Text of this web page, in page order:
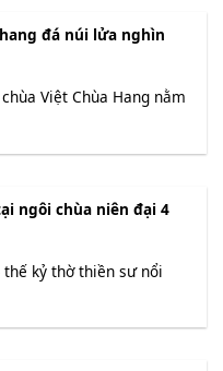
đá núi lửa nghìn
Việt Chùa Hang nằm
ngôi chùa niên đại 4
kỷ thờ thiền sư nổi